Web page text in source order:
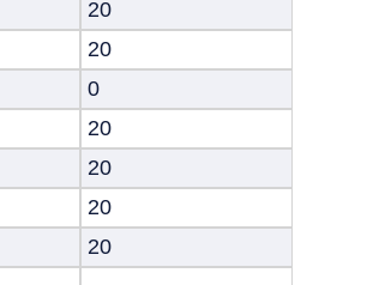
20
20
0
20
20
20
20